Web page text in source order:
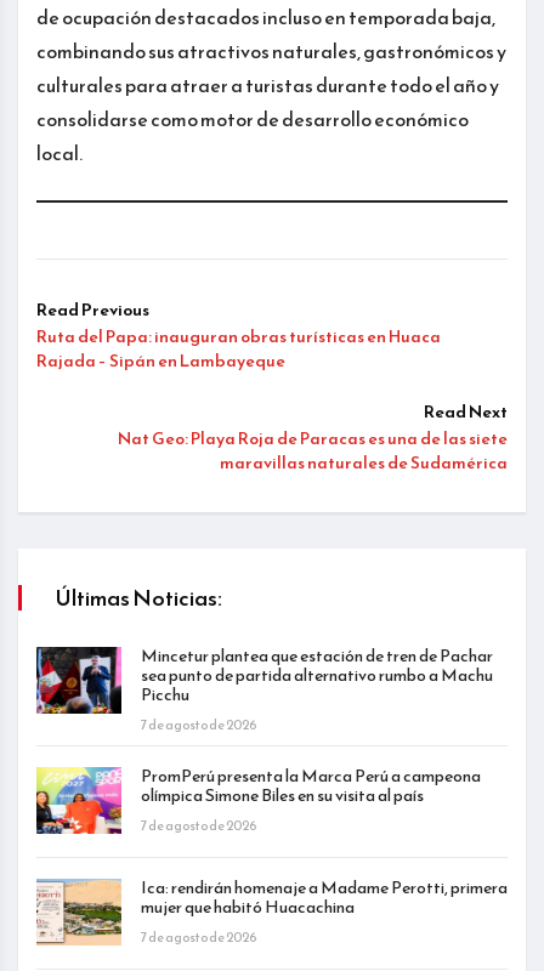
de ocupación destacados incluso en temporada baja,
combinando sus atractivos naturales, gastronómicos y
culturales para atraer a turistas durante todo el año y
consolidarse como motor de desarrollo económico
local.
Read Previous
Ruta del Papa: inauguran obras turísticas en Huaca
Rajada – Sipán en Lambayeque
Read Next
Nat Geo: Playa Roja de Paracas es una de las siete
maravillas naturales de Sudamérica
Últimas Noticias:
Mincetur plantea que estación de tren de Pachar
sea punto de partida alternativo rumbo a Machu
Picchu
7 de agosto de 2026
PromPerú presenta la Marca Perú a campeona
olímpica Simone Biles en su visita al país
7 de agosto de 2026
Ica: rendirán homenaje a Madame Perotti, primera
mujer que habitó Huacachina
7 de agosto de 2026